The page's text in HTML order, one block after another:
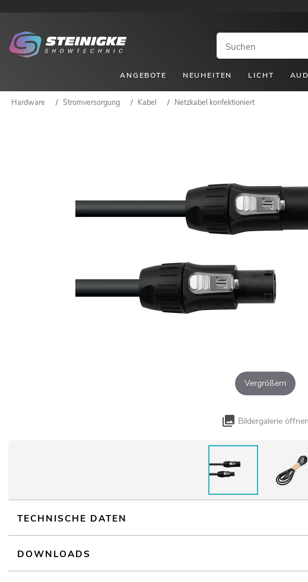
ANGEBOTE NEUHEITEN LICHT
Hardware / Stromversorgung / Kabel / Netzkabel konfektioniert
Vergrößern
Bildergalerie öffnen
TECHNISCHE DATEN
DOWNLOADS